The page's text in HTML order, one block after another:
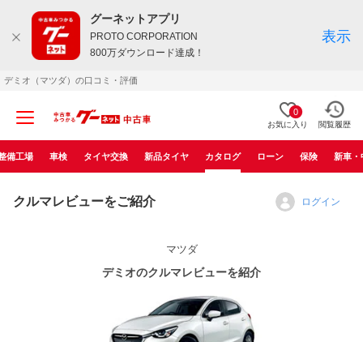
グーネットアプリ
PROTO CORPORATION
800万ダウンロード達成！
表示
デミオ（マツダ）の口コミ・評価
0
お気に入り 閲覧履歴
備工場 車検 タイヤ交換 新品タイヤ カタログ ローン 保険 新車・
クルマレビューをご紹介 ログイン
マツダ
デミオのクルマレビューを紹介